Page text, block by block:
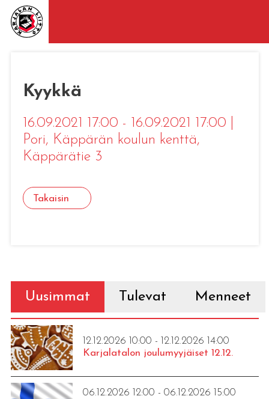
Kyykkä
16.09.2021 17:00 - 16.09.2021 17:00
Pori, Käppärän koulun kenttä,
Käppärätie 3
Takaisin
Uusimmat Tulevat Menneet
12.12.2026 10:00 - 12.12.2026 14:00
Karjalatalon joulumyyjäiset 12.12.
06.12.2026 12:00 - 06.12.2026 15:00